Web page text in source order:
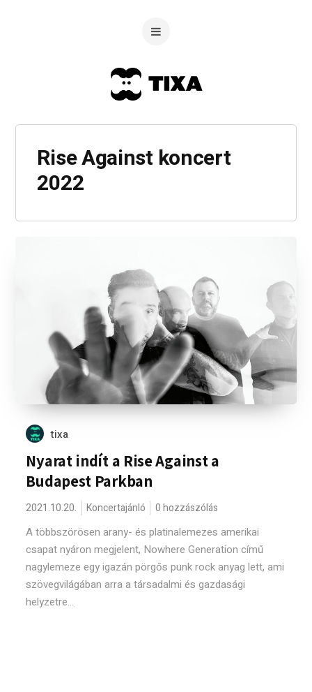
Rise Against koncert
2022
tixa
Nyarat indít a Rise Against a
Budapest Parkban
2021.10.20. Koncertajánló 0 hozzászólás
A többszörösen arany- és platinalemezes amerikai
csapat nyáron megjelent, Nowhere Generation című
nagylemeze egy igazán pörgős punk rock anyag lett, ami
szövegvilágában arra a társadalmi és gazdasági
helyzetre...